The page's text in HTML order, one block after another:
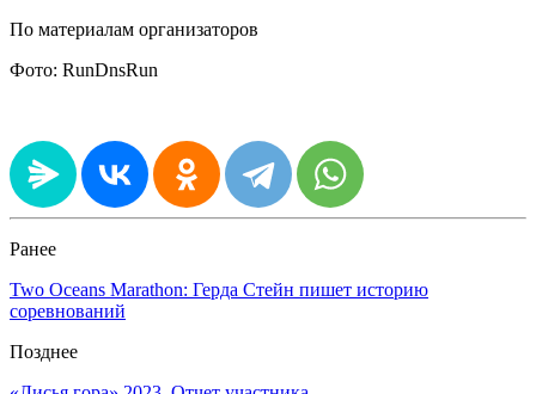
По материалам организаторов
Фото: RunDnsRun
Ранее
Two Oceans Marathon: Герда Стейн пишет историю
соревнований
Позднее